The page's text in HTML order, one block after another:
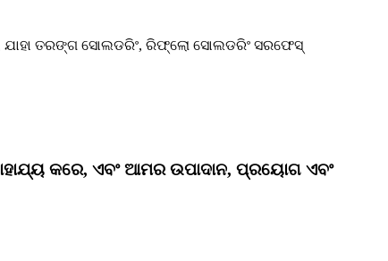
ଯାହା ତରଙ୍ଗ ସୋଲଡରିଂ, ରିଫ୍ଲୋ ସୋଲଡରିଂ ସରଫେସ୍
କରେ, ଏବଂ ଆମର ଉପାଦାନ, ପ୍ରୟୋଗ ଏବଂ